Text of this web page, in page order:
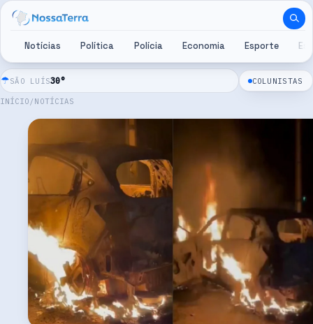
Pular para o conteúdo
Notícias Política Polícia Economia Esporte
☂SÃO LUÍS30° COLUNISTAS
INÍCIO / NOTÍCIAS